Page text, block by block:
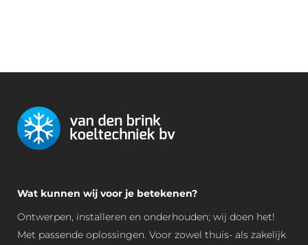
Wat kunnen wij voor je betekenen?
Ontwerpen, installeren en onderhouden; wij doen het!
Met passende oplossingen. Voor zowel thuis- als zakelijk